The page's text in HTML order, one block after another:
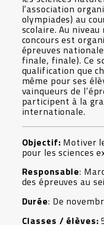
l’association
olympiades) au
scolaire. Au
concours est
épreuves
finale, finale). Ce
qualification que
même pour ses
vainqueurs de
participent à la
internationale.
Objectif: Motiver
pour les sciences
Responsable:
des épreuves au
Durée: De
Classes / élèves: